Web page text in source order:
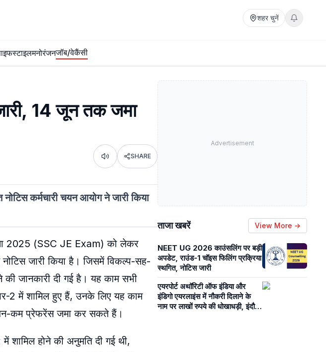
शहर चुनें
मनोरंजनजॉब/वेकैंसी
14 जून तक जमा
Listen SHARE
कर्मचारी चयन आयोग ने जारी किया
2025 (SSC JE Exam) को लेकर
नोटिस जारी किया है। जिसमें विकल्प-सह-
की जानकारी दी गई है। यह काम सभी
2 में शामिल हुए हैं, उनके लिए यह काम
कम प्रेफरेंस जमा कर सकते हैं।
शामिल होने की अनुमति दी गई थी,
Advertisement
ताजा खबरें View More →
NEET UG 2026 काउंसलिंग पर बड़ी
अपडेट, राउंड-1 चॉइस फिलिंग प्रक्रिया
स्थगित, नोटिस जारी
एयरपोर्ट अथॉरिटी ऑफ इंडिया और
इंडिगो एयरलाइंस में नौकरी दिलाने के
नाम पर लाखों रुपये की धोखाधड़ी, इंदौर